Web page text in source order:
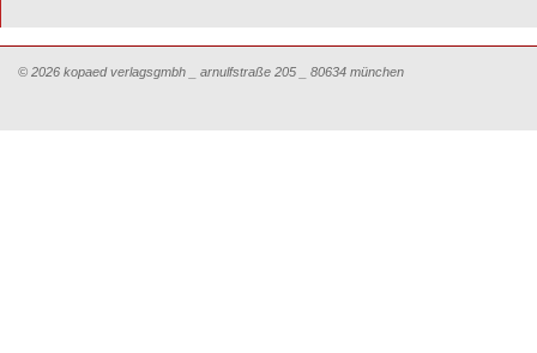
© 2026 kopaed verlagsgmbh _ arnulfstraße 205 _ 80634 münchen